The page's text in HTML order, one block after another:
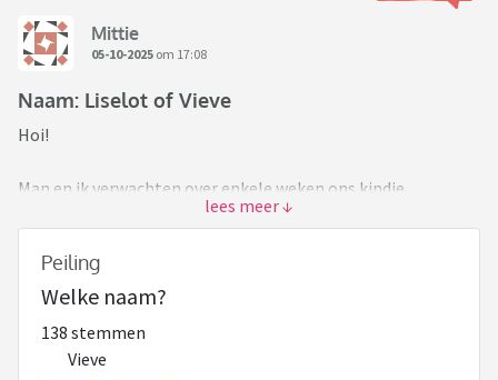
Mittie
05-10-2025 om 17:08
Naam: Liselot of Vieve
Hoi!
Man en ik verwachten over enkele weken ons kindje
We willen geen 2e naam. Achternaam past bij beide namen
(vinden wij). Dus daar hoeft geen rekening mee gehouden te
worden.
Peiling
Welke naam?
138 stemmen
Vieve